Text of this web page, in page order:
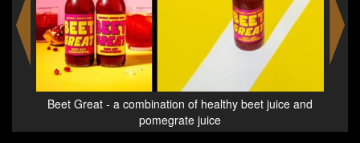
Beet Great - a combination of healthy beet juice and
pomegrate juice